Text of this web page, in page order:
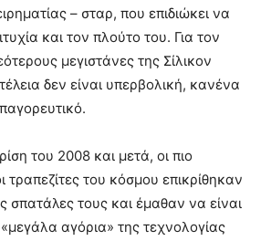
– σταρ, που επιδιώκει να
και τον πλούτο του. Για τον
μεγιστάνες της Σίλικον
δεν είναι υπερβολική, κανένα
του 2008 και μετά, οι πιο
του κόσμου επικρίθηκαν
σπατάλες τους και έμαθαν να είναι
«μεγάλα αγόρια» της τεχνολογίας